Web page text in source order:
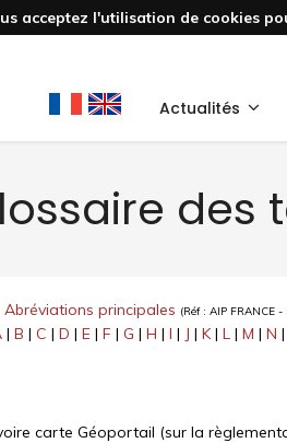
acceptez l'utilisation de cookies
Actualités
des
Abréviations principales (Réf : AIP FRANCE
| B | C | D | E| F | G | H | I | J | K| L| M | N |
carte Géoportail (sur la